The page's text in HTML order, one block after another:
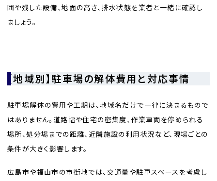
囲や残した設備、地面の高さ、排水状態を業者と一緒に確認し
ましょう。
【地域別】駐車場の解体費用と対応事情
駐車場解体の費用や工期は、地域名だけで一律に決まるもので
はありません。道路幅や住宅の密集度、作業車両を停められる
場所、処分場までの距離、近隣施設の利用状況など、現場ごとの
条件が大きく影響します。
広島市や福山市の市街地では、交通量や駐車スペースを考慮し